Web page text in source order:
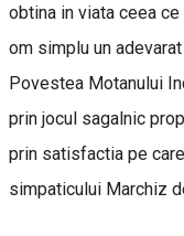
obtina in viata ceea
om simplu un
Povestea Motanului
prin jocul sagalnic
prin satisfactia pe
simpaticului Marchiz